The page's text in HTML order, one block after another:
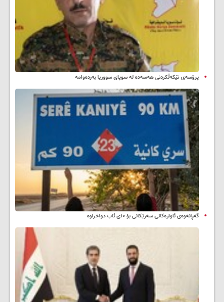
پرۆسەی تێکەڵکردنی هەسەدە لە سوپای سووریا بەردەوامە
گەڕانەوەی ئاوارەکانی سەرێکانی بۆ ۱۰ی ئاب دواخراوە